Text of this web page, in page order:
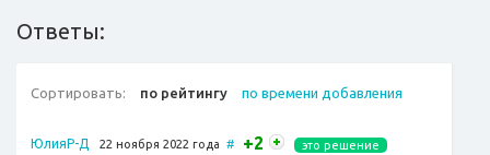
Ответы:
Сортировать: по рейтингу по времени добавления
ЮлияР-Д 22 ноября 2022 года # +2 это решение